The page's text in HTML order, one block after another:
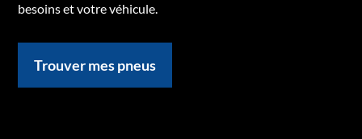
besoins et votre véhicule.
Trouver mes pneus